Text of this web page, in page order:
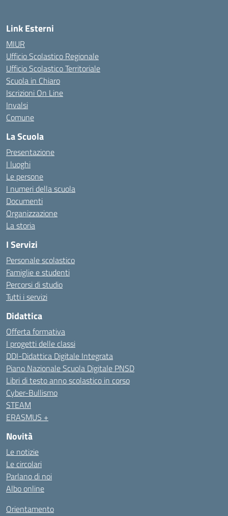
Link Esterni
MIUR
Ufficio Scolastico Regionale
Ufficio Scolastico Territoriale
Scuola in Chiaro
Iscrizioni On Line
Invalsi
Comune
La Scuola
Presentazione
I luoghi
Le persone
I numeri della scuola
Documenti
Organizzazione
La storia
I Servizi
Personale scolastico
Famiglie e studenti
Percorsi di studio
Tutti i servizi
Didattica
Offerta formativa
I progetti delle classi
DDI-Didattica Digitale Integrata
Piano Nazionale Scuola Digitale PNSD
Libri di testo anno scolastico in corso
Cyber-Bullismo
STEAM
ERASMUS +
Novità
Le notizie
Le circolari
Parlano di noi
Albo online
Orientamento